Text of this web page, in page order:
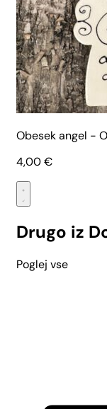
Obesek angel -
4,00€
Drugo iz
Poglej vse